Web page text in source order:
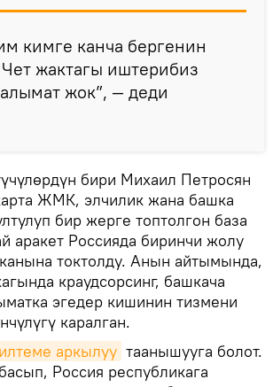
кимге канча бергенин
жактагы иштерибиз
жок”, — деди
бири Михаил Петросян
ЖМК, элчилик жана башка
бир жерге топтолгон база
аракет Россияда биринчи жолу
токтолду. Анын айтымында,
краудсорсинг, башкача
эгедер кишинин тизмени
каралган.
аркылуу таанышууга болот.
Россия республикага